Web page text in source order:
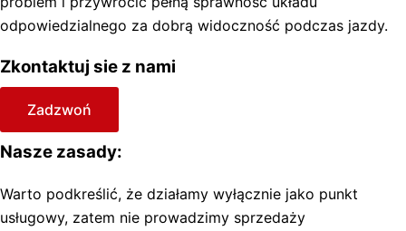
odpowiedzialnego za dobrą widoczność podczas jazdy.
Zkontaktuj sie z nami
Zadzwoń
Nasze zasady:
Warto podkreślić, że działamy wyłącznie jako punkt
usługowy, zatem nie prowadzimy sprzedaży